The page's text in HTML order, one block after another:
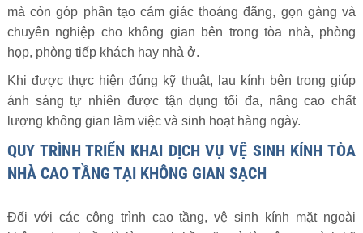
mà còn góp phần tạo cảm giác thoáng đãng, gọn gàng và
chuyên nghiệp cho không gian bên trong tòa nhà, phòng
họp, phòng tiếp khách hay nhà ở.
Khi được thực hiện đúng kỹ thuật, lau kính bên trong giúp
ánh sáng tự nhiên được tận dụng tối đa, nâng cao chất
lượng không gian làm việc và sinh hoạt hàng ngày.
QUY TRÌNH TRIỂN KHAI DỊCH VỤ VỆ SINH KÍNH TÒA
NHÀ CAO TẦNG TẠI KHÔNG GIAN SẠCH
Đối với các công trình cao tầng, vệ sinh kính mặt ngoài